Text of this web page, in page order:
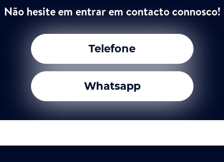
Não hesite em entrar em contacto connosco!
Telefone
Whatsapp